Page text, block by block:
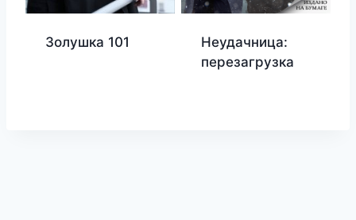
Золушка 101
Неудачница:
перезагрузка